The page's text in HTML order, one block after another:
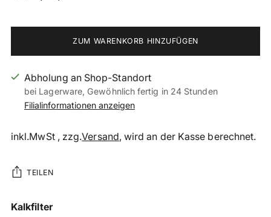
ZUM WARENKORB HINZUFÜGEN
Abholung an Shop-Standort
bei Lagerware, Gewöhnlich fertig in 24 Stunden
Filialinformationen anzeigen
inkl.MwSt , zzg.Versand, wird an der Kasse berechnet.
TEILEN
Produkt
Kalkfilter